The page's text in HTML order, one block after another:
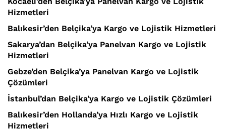
Hizmetleri
Balıkesir’den Belçika’ya Kargo ve Lojistik Hizmetleri
Sakarya’dan Belçika’ya Panelvan Kargo ve Lojistik
Hizmetleri
Gebze’den Belçika’ya Panelvan Kargo ve Lojistik
Çözümleri
İstanbul’dan Belçika’ya Kargo ve Lojistik Çözümleri
Balıkesir’den Hollanda’ya Hızlı Kargo ve Lojistik
Hizmetleri